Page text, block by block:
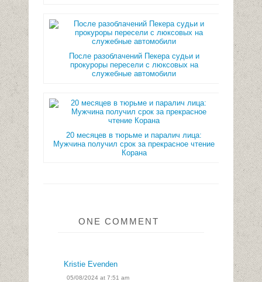
После разоблачений Пекера судьи и
прокуроры пересели с люксовых на
служебные автомобили
20 месяцев в тюрьме и паралич лица:
Мужчина получил срок за прекрасное чтение
Корана
ONE COMMENT
Kristie Evenden
05/08/2024 at 7:51 am